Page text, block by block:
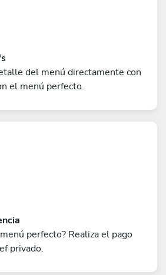
del menú directamente con
el menú perfecto.
perfecto? Realiza el pago
privado.